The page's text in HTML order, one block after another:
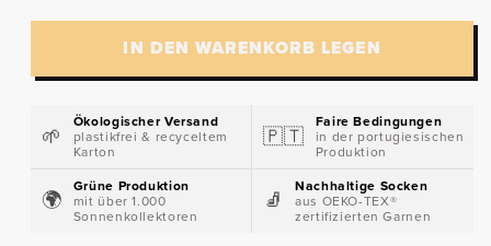
IN DEN WARENKORB LEGEN
🌱​
Ökologischer Versand
plastikfrei & recyceltem
Karton
🇵🇹​
Faire Bedingungen
in der portugiesischen
Produktion
🌍​
Grüne Produktion
mit über 1.000
Sonnenkollektoren
🧦​
Nachhaltige Socken
aus OEKO-TEX®
zertifizierten Garnen